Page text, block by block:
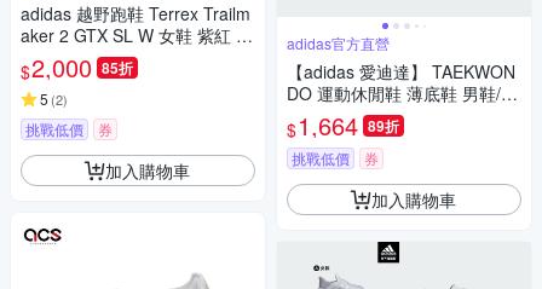
adidas 越野跑鞋 Terrex Trailm
aker 2 GTX SL W 女鞋 紫紅 防
水 機能 愛迪達 JP5242
$2,000 85折
5 (2)
挑戰低價 券
加入購物車
adidas官方直營
【adidas 愛迪達】 TAEKWON
DO 運動休閒鞋 薄底鞋 男鞋/女
鞋 - Originals JQ4775
$1,664 89折
挑戰低價 券
加入購物車